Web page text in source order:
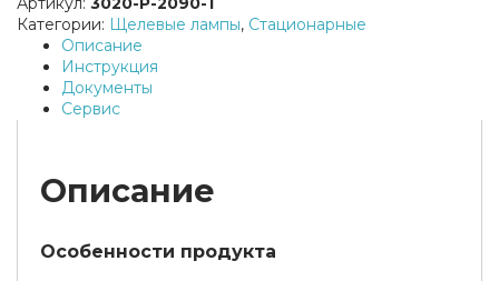
Категории: Щелевые лампы, Стационарные
Описание
Инструкция
Документы
Сервис
Описание
Особенности продукта